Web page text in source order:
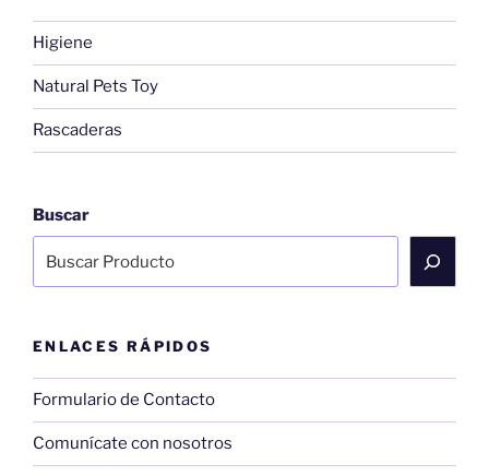
Higiene
Natural Pets Toy
Rascaderas
Buscar
ENLACES RÁPIDOS
Formulario de Contacto
Comunícate con nosotros